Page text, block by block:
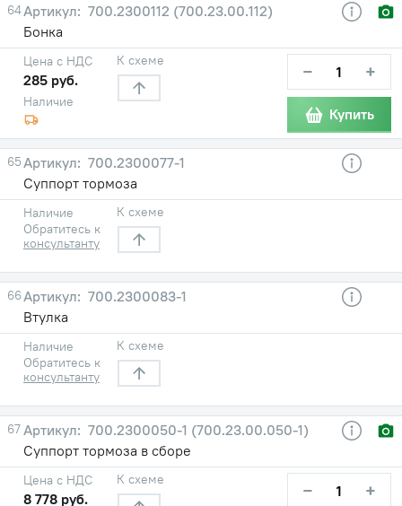
64
700.2300112 (700.23.00.112)
Бонка
Наличие
Цена с НДС
285 руб.
К схеме − +
Купить
65
700.2300077-1
Суппорт тормоза
Наличие
Обратитесь к
консультанту
К схеме
66
700.2300083-1
Втулка
Наличие
Обратитесь к
консультанту
К схеме
67
700.2300050-1 (700.23.00.050-1)
Суппорт тормоза в сборе
Цена с НДС
8 778 руб.
К схеме − +